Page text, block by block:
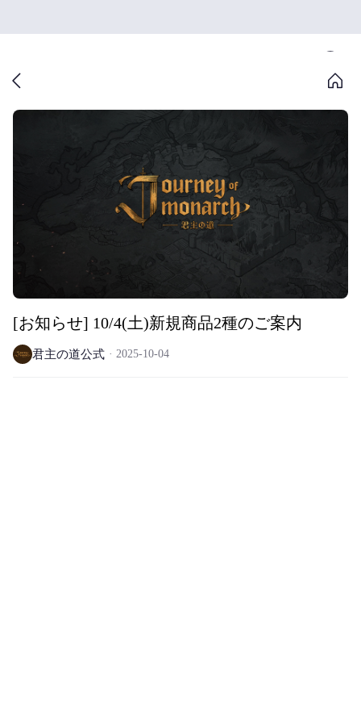
[お知らせ] 10/4(土)新規商品2種のご案内
君主の道公式 2025-10-04